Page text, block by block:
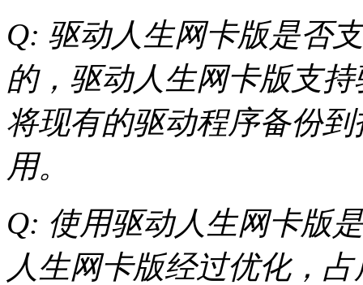
Q: 驱动人生网卡版是否
的，驱动人生网卡版支
将现有的驱动程序备份
用。
Q: 使用驱动人生网卡版
人生网卡版经过优化，